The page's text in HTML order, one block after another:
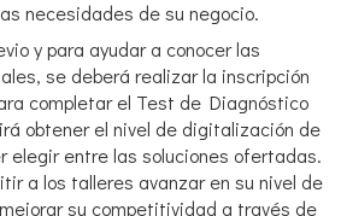
necesidades de su negocio.
y para ayudar a conocer las
se deberá realizar la inscripción
completar el Test de Diagnóstico
obtener el nivel de digitalización de
elegir entre las soluciones ofertadas.
a los talleres avanzar en su nivel de
su competitividad a través de